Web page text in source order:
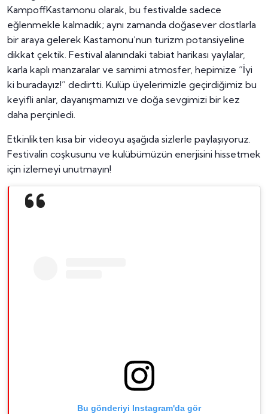
KampoffKastamonu olarak, bu festivalde sadece
eğlenmekle kalmadık; aynı zamanda doğasever dostlarla
bir araya gelerek Kastamonu’nun turizm potansiyeline
dikkat çektik. Festival alanındaki tabiat harikası yaylalar,
karla kaplı manzaralar ve samimi atmosfer, hepimize “İyi
ki buradayız!” dedirtti. Kulüp üyelerimizle geçirdiğimiz bu
keyifli anlar, dayanışmamızı ve doğa sevgimizi bir kez
daha perçinledi.
Etkinlikten kısa bir videoyu aşağıda sizlerle paylaşıyoruz.
Festivalin coşkusunu ve kulübümüzün enerjisini hissetmek
için izlemeyi unutmayın!
Bu gönderiyi Instagram'da gör